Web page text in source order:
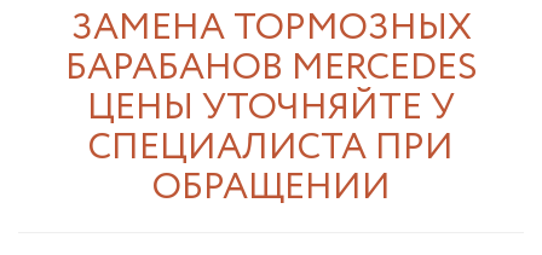
ЗАМЕНА ТОРМОЗНЫХ
БАРАБАНОВ MERCEDES
ЦЕНЫ УТОЧНЯЙТЕ У
СПЕЦИАЛИСТА ПРИ
ОБРАЩЕНИИ